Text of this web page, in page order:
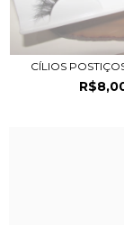
CÍLIOS